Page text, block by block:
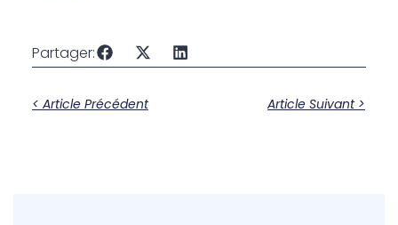
Partager:
< Article Précédent Article Suivant >